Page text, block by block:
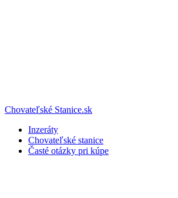
Chovateľské Stanice.sk
Inzeráty
Chovateľské stanice
Časté otázky pri kúpe